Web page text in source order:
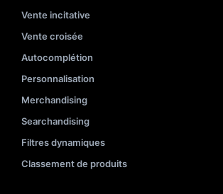
Vente incitative
Vente croisée
Autocomplétion
Personnalisation
Merchandising
Searchandising
Filtres dynamiques
Classement de produits